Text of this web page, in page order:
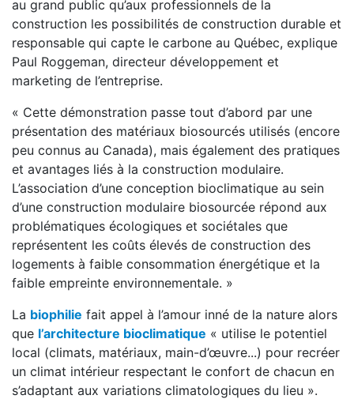
au grand public qu’aux professionnels de la
construction les possibilités de construction durable et
responsable qui capte le carbone au Québec, explique
Paul Roggeman, directeur développement et
marketing de l’entreprise.
« Cette démonstration passe tout d’abord par une
présentation des matériaux biosourcés utilisés (encore
peu connus au Canada), mais également des pratiques
et avantages liés à la construction modulaire.
L’association d’une conception bioclimatique au sein
d’une construction modulaire biosourcée répond aux
problématiques écologiques et sociétales que
représentent les coûts élevés de construction des
logements à faible consommation énergétique et la
faible empreinte environnementale. »
La biophilie fait appel à l’amour inné de la nature alors
que l’architecture bioclimatique « utilise le potentiel
local (climats, matériaux, main­-d’œuvre...) pour recréer
un climat intérieur respectant le confort de chacun en
s’adaptant aux variations climatologiques du lieu ».